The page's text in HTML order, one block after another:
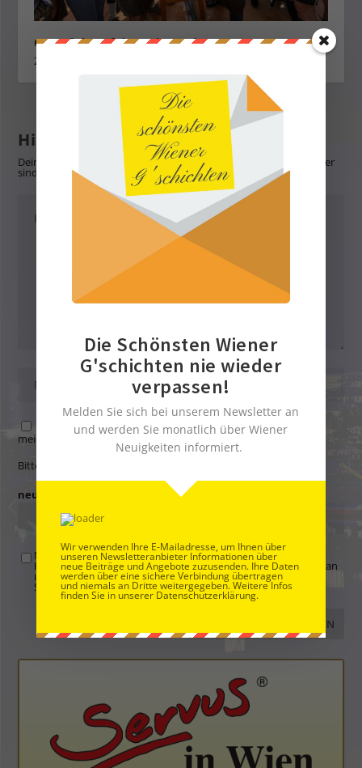
O`zapft is auf der Kaiser Wiesn 2023
29. September 2023
Hinterlasse eine Antwort
Deine E-Mail-Adresse wird nicht veröffentlicht. Erforderliche Felder
sind mit markiert
Name, E-Mail-Adresse und Website in diesem Browser für
meinen nächsten Kommentar speichern.
Bitte gib eine Antwort in Ziffern ein:
neunzehn − 18 =
Mit der Nutzung dieses Formulars übertragen Sie Ihren
Kommentar, Name, Email und IP-Adresse (und ev. Webseite) an
uns und erklären sich einverstanden, dass diese auf unserem
Server gespeichert werden. SieheDatenschutzbelehrung
Die Schönsten Wiener
G'schichten nie wieder
verpassen!
Melden Sie sich bei unserem Newsletter an
und werden Sie monatlich über Wiener
Neuigkeiten informiert.
Wir verwenden Ihre E-Mailadresse, um Ihnen über
unseren Newsletteranbieter Informationen über
neue Beiträge und Angebote zuzusenden. Ihre Daten
werden über eine sichere Verbindung übertragen
und niemals an Dritte weitergegeben. Weitere Infos
finden Sie in unserer Datenschutzerklärung.